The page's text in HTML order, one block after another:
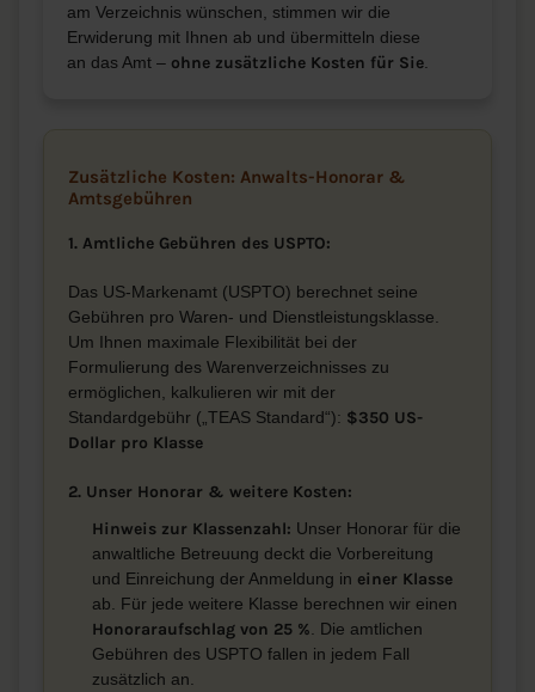
am Verzeichnis wünschen, stimmen wir die
Erwiderung mit Ihnen ab und übermitteln diese
an das Amt – ohne zusätzliche Kosten für Sie
Zusätzliche Kosten: Anwalts-Honorar &
Amtsgebühren
1. Amtliche Gebühren des USPTO:
Das US-Markenamt (USPTO) berechnet seine
Gebühren pro Waren- und Dienstleistungsklasse.
Um Ihnen maximale Flexibilität bei der
Formulierung des Warenverzeichnisses zu
ermöglichen, kalkulieren wir mit der
Standardgebühr („TEAS Standard“): $350 US-
Dollar pro Klasse
2. Unser Honorar & weitere Kosten:
Hinweis zur Klassenzahl: Unser Honorar für die
anwaltliche Betreuung deckt die Vorbereitung
und Einreichung der Anmeldung in einer Klasse
ab. Für jede weitere Klasse berechnen wir einen
Honoraraufschlag von 25 % . Die amtlichen
Gebühren des USPTO fallen in jedem Fall
zusätzlich an.